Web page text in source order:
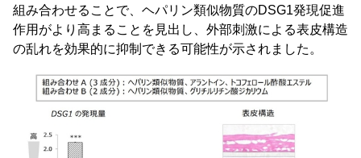
組み合わせることで、ヘパリン類似物質のDSG1発現促進
作用がより高まることを見出し、外部刺激による表皮構造
の乱れを効果的に抑制できる可能性が示されました。